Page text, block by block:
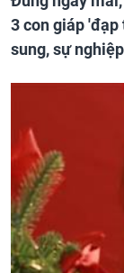
3 con giáp
sung, sự